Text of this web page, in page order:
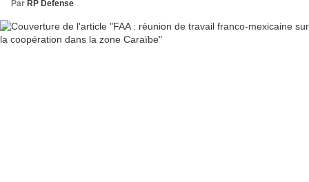
Par RP Defense